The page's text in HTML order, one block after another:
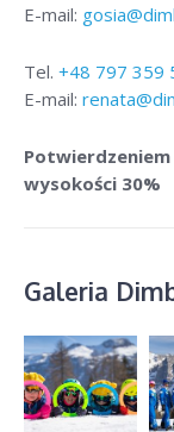
E-mail:
Tel. +48 797 359
E-mail:
wysokości 30%
Galeria